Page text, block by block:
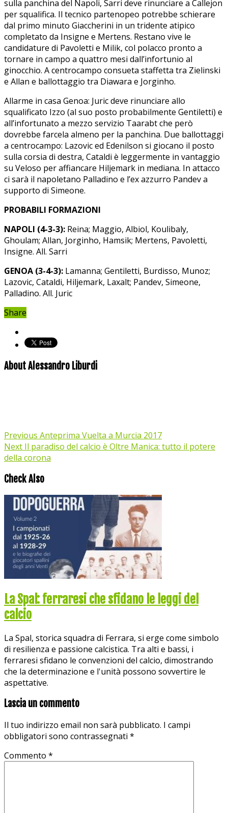
sulla panchina del Napoli, Sarri deve rinunciare a Callejon
per squalifica. Il tecnico partenopeo potrebbe schierare
dal primo minuto Giaccherini in un tridente atipico
completato da Insigne e Mertens. Restano vive le
candidature di Pavoletti e Milik, col polacco pronto a
tornare in campo a quattro mesi dall’infortunio al
ginocchio. A centrocampo consueta staffetta tra Zielinski
e Allan e ballottaggio tra Diawara e Jorginho.
Allarme in casa Genoa: Juric deve rinunciare allo
squalificato Izzo (al suo posto probabilmente Gentiletti) e
all’infortunato a mezzo servizio Taarabt che però
dovrebbe farcela almeno per la panchina. Due ballottaggi
a centrocampo: Lazovic ed Edenilson si giocano il posto
sulla corsia di destra, Cataldi è leggermente in vantaggio
su Veloso per affiancare Hiljemark in mediana. In attacco
ci sarà il napoletano Palladino e l’ex azzurro Pandev a
supporto di Simeone.
PROBABILI FORMAZIONI
NAPOLI (4-3-3): Reina; Maggio, Albiol, Koulibaly,
Ghoulam; Allan, Jorginho, Hamsik; Mertens, Pavoletti,
Insigne. All. Sarri
GENOA (3-4-3): Lamanna; Gentiletti, Burdisso, Munoz;
Lazovic, Cataldi, Hiljemark, Laxalt; Pandev, Simeone,
Palladino. All. Juric
Share
About Alessandro Liburdi
Previous Anteprima Vuelta a Murcia 2017
Next Il paradiso del calcio è Oltre Manica: tutto il potere
della corona
Check Also
La Spal: ferraresi che sfidano le leggi del
calcio
La Spal, storica squadra di Ferrara, si erge come simbolo
di resilienza e passione calcistica. Tra alti e bassi, i
ferraresi sfidano le convenzioni del calcio, dimostrando
che la determinazione e l'unità possono sovvertire le
aspettative.
Lascia un commento
Il tuo indirizzo email non sarà pubblicato. I campi
obbligatori sono contrassegnati *
Commento *